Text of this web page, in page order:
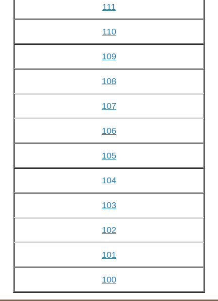
111
110
109
108
107
106
105
104
103
102
101
100